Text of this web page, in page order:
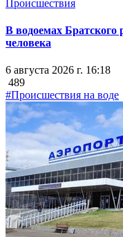
Происшествия
В водоемах Братского
человека
6 августа 2026 г. 16:18
489
#Происшествия на воде